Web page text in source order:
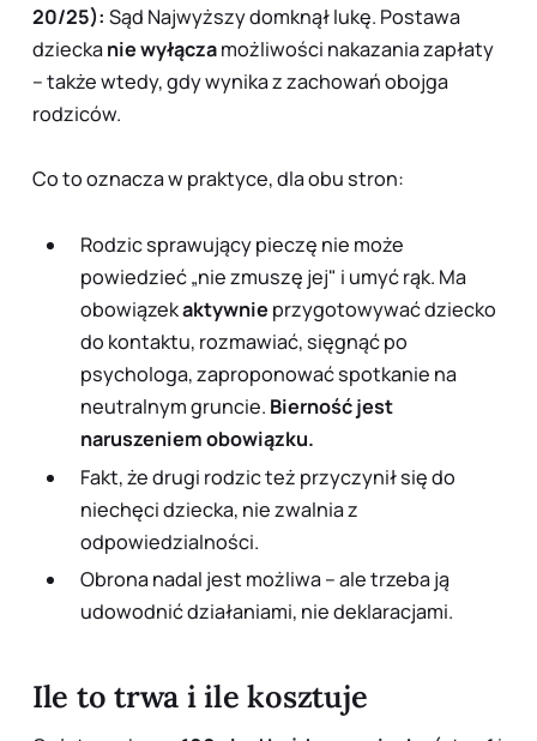
20/25): Sąd Najwyższy domknął lukę. Postawa
dzieckanie wyłączamożliwości nakazania zapłaty
– także wtedy, gdy wynika z zachowańobojga
rodziców.
Co to oznacza w praktyce, dla obu stron:
Rodzic sprawujący pieczę nie może
powiedzieć „nie zmuszę jej" i umyć rąk. Ma
obowiązekaktywnie przygotowywać dziecko
do kontaktu, rozmawiać, sięgnąć po
psychologa, zaproponować spotkanie na
neutralnym gruncie. Bierność jest
naruszeniem obowiązku.
Fakt, że drugi rodzic też przyczynił się do
niechęci dziecka, nie zwalnia z
odpowiedzialności.
Obrona nadal jest możliwa – ale trzeba ją
udowodnićdziałaniami, nie deklaracjami.
Ile to trwa i ile kosztuje